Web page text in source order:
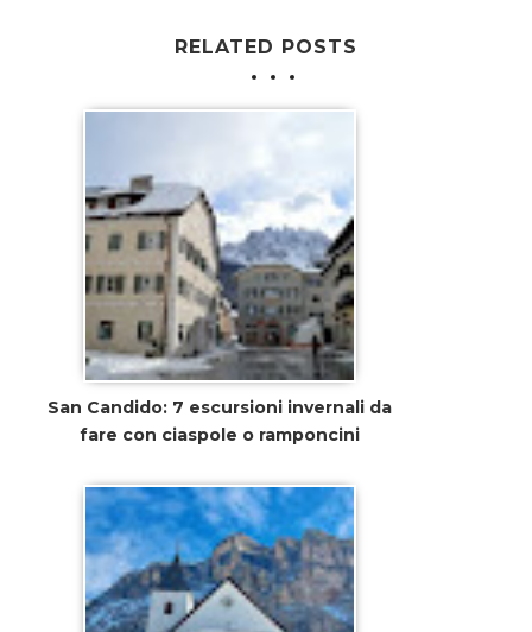
RELATED POSTS
San Candido: 7 escursioni invernali da
fare con ciaspole o ramponcini